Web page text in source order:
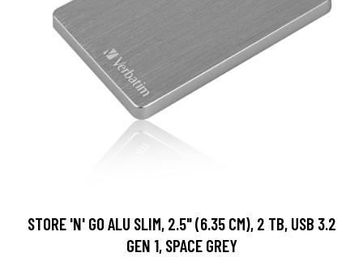
STORE 'N' GO ALU SLIM, 2.5" (6.35 CM), 2 TB, USB 3.2
GEN 1, SPACE GREY